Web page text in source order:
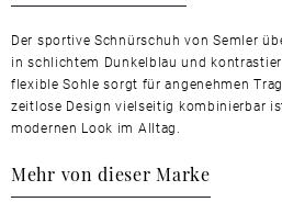
Der sportive Schnürschuh von Semler
in schlichtem Dunkelblau und
flexible Sohle sorgt für angenehmen
zeitlose Design vielseitig kombinierbar
modernen Look im Alltag.
Mehr von dieser Marke